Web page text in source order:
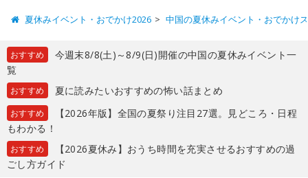
夏休みイベント・おでかけ2026 中国の夏休みイベント・おでかけ
おすすめ
今週末8/8(土)～8/9(日)開催の中国の夏休みイベント一
覧
おすすめ 夏に読みたいおすすめの怖い話まとめ
おすすめ
【2026年版】全国の夏祭り注目27選。見どころ・日程
もわかる！
おすすめ
【2026夏休み】おうち時間を充実させるおすすめの過
ごし方ガイド